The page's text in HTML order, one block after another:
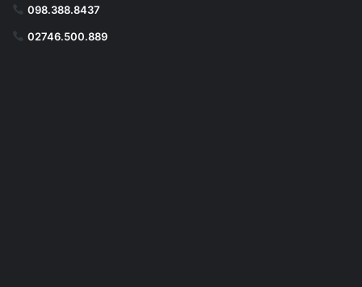
098.388.8437
02746.500.889